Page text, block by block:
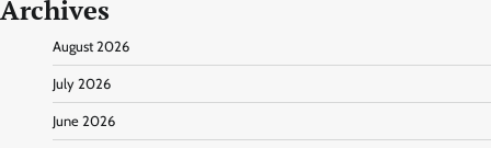
Archives
August 2026
July 2026
June 2026